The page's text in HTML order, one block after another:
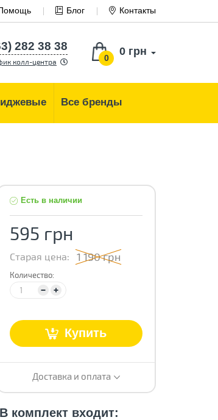
Блог Контакты
0
0 грн
282 38 38
колл-центра
Все бренды
Есть в наличии
595 грн
Старая цена: 1 190 грн
Количество:
Купить
Доставка и оплата
В комплект входит: